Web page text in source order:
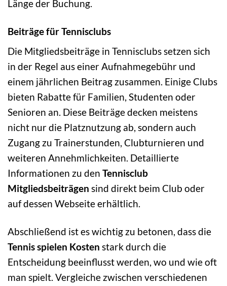
Länge der Buchung.
Beiträge für Tennisclubs
Die Mitgliedsbeiträge in Tennisclubs setzen sich
in der Regel aus einer Aufnahmegebühr und
einem jährlichen Beitrag zusammen. Einige Clubs
bieten Rabatte für Familien, Studenten oder
Senioren an. Diese Beiträge decken meistens
nicht nur die Platznutzung ab, sondern auch
Zugang zu Trainerstunden, Clubturnieren und
weiteren Annehmlichkeiten. Detaillierte
Informationen zu den Tennisclub
Mitgliedsbeiträgen sind direkt beim Club oder
auf dessen Webseite erhältlich.
Abschließend ist es wichtig zu betonen, dass die
Tennis spielen Kosten stark durch die
Entscheidung beeinflusst werden, wo und wie oft
man spielt. Vergleiche zwischen verschiedenen